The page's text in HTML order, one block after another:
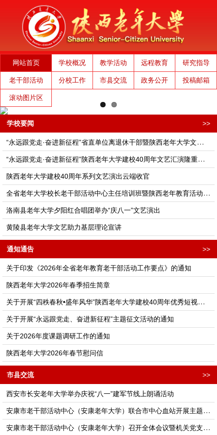
网站首页 学校概况 教学活动 远程教育 研究指导
老干部活动 分校工作 市县交流 政务公开 投稿邮箱
滚动图片区
>>
学校要闻
“永远跟党走·奋进新征程”省直单位离退休干部暨陕西老年大学文艺演出隆重举行
“永远跟党走·奋进新征程”陕西老年大学建校40周年文艺汇演隆重举行
陕西老年大学建校40周年系列文艺演出云端收官
全省老年大学校长老干部活动中心主任培训班​​​​​暨陕西老年教育活动高质量发展座谈会在西安举办
洛南县老年大学夕阳红合唱团举办“庆八一”文艺演出
黄陵县老年大学文艺助力基层理论宣讲
>>
通知通告
关于印发《2026年全省老年教育老干部活动工作要点》的通知
陕西老年大学2026年春季招生简章
关于开展“四秩春秋•盛年风华”陕西老年大学建校40周年优秀短视频征集活动的通知
关于开展“永远跟党走、奋进新征程”主题征文活动的通知
关于2026年度课题调研工作的通知
陕西老年大学2026年春节慰问信
>>
市县交流
西安市长安老年大学举办庆祝“八一”建军节线上朗诵活动
安康市老干部活动中心（安康老年大学）联合市中心血站开展主题党日活动
安康市老干部活动中心（安康老年大学）召开全体会议暨机关党支部理论学习会议